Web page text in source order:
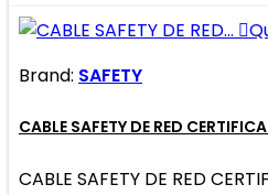

Brand: SAFETY
CABLE SAFETY DE RED
CABLE SAFETY DE RED